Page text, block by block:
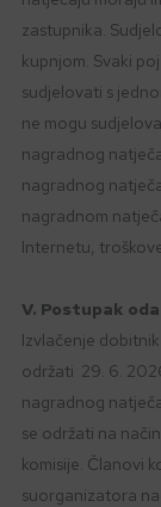
zastupnika.
kupnjom. Svaki
sudjelovati s
ne mogu
nagradnog
nagradnog
nagradnom
Internetu,
V. Postupak
Izvlačenje
održati 29. 6.
nagradnog
se održati na
komisije. Članovi
suorganizatora